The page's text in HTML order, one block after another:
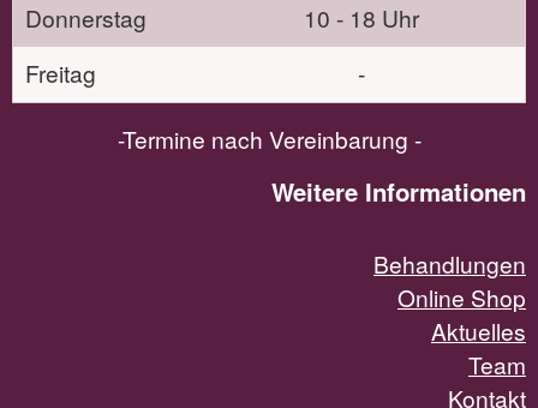
Donnerstag
10 - 18 Uhr
Freitag
-
-Termine nach Vereinbarung -
Weitere Informationen
Behandlungen
Online Shop
Aktuelles
Team
Kontakt